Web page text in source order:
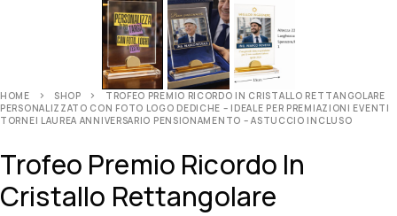
HOME SHOP
TROFEO PREMIO RICORDO IN CRISTALLO RETTANGOLARE
PERSONALIZZATO CON FOTO LOGO DEDICHE – IDEALE PER PREMIAZIONI EVENTI
TORNEI LAUREA ANNIVERSARIO PENSIONAMENTO – ASTUCCIO INCLUSO
Trofeo Premio Ricordo In
Cristallo Rettangolare